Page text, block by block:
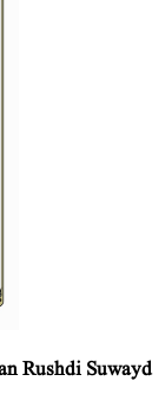
Rushdi Suwayd